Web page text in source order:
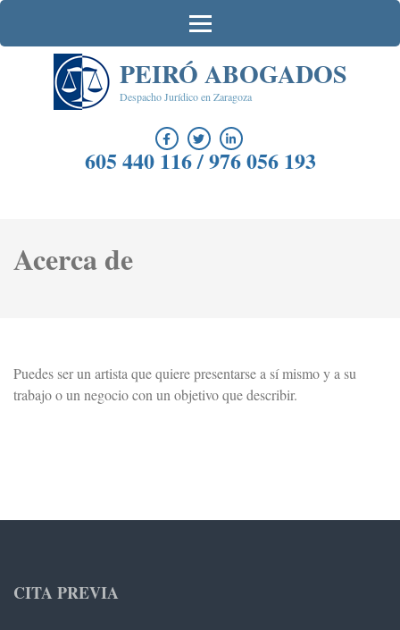
Saltar
contenido
PEIRÓ ABOGADOS
Despacho Jurídico en Zaragoza
605 440 116 / 976 056 193
Acerca de
Puedes ser un artista que quiere presentarse a sí mismo y a su
trabajo o un negocio con un objetivo que describir.
CITA PREVIA